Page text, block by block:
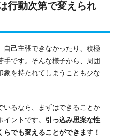
行動次第で変えられ
自己主張できなかったり、積極
です。 そんな様子から、周囲
象を持たれてしまうことも少な
いるなら、まずはできることか
ントです。 引っ込み思案な性
でも変えることができます！